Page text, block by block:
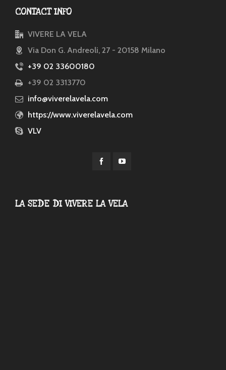
CONTACT INFO
VIVERE LA VELA
Via Don G. Andreoli, 27 - 20158 Milano
+39 02 33600180
+39 02 3313770
info@viverelavela.com
https://www.viverelavela.com
VLV
LA SEDE DI VIVERE LA VELA